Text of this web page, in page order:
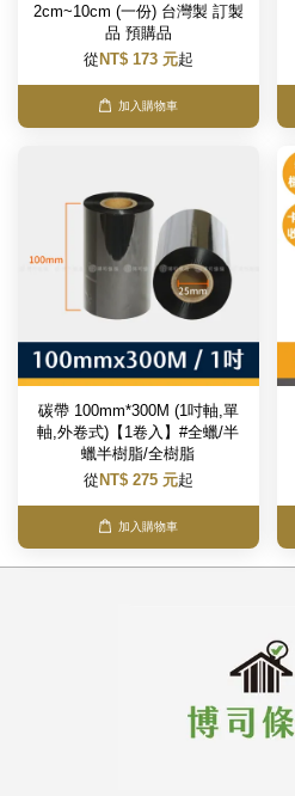
2cm~10cm (一份) 台灣製 訂製
品 預購品
從 NT$ 173 元起
加入購物車
碳帶 100mm*300M (1吋軸,單
軸,外卷式)【1卷入】#全蠟/半
蠟半樹脂/全樹脂
從 NT$ 275 元起
加入購物車